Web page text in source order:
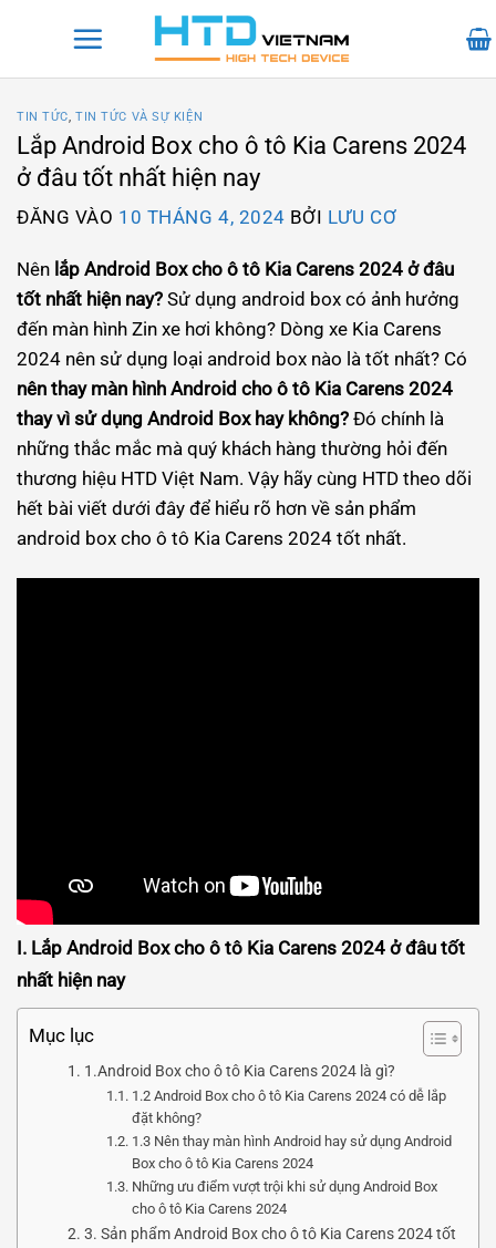
TIN TỨC,TIN TỨC VÀ SỰ KIỆN
Lắp Android Box cho ô tô Kia Carens 2024
ở đâu tốt nhất hiện nay
ĐĂNG VÀO 10 THÁNG 4, 2024 BỞI LƯU CƠ
Nên lắp Android Box cho ô tô Kia Carens 2024 ở đâu
tốt nhất hiện nay? Sử dụng android box có ảnh hưởng
đến màn hình Zin xe hơi không? Dòng xe Kia Carens
2024 nên sử dụng loại android box nào là tốt nhất? Có
nên thay màn hình Android cho ô tô Kia Carens 2024
thay vì sử dụng Android Box hay không? Đó chính là
những thắc mắc mà quý khách hàng thường hỏi đến
thương hiệu HTD Việt Nam. Vậy hãy cùng HTD theo dõi
hết bài viết dưới đây để hiểu rõ hơn về sản phẩm
android box cho ô tô Kia Carens 2024 tốt nhất.
I. Lắp Android Box cho ô tô Kia Carens 2024 ở đâu tốt
nhất hiện nay
Mục lục
1.Android Box cho ô tô Kia Carens 2024 là gì?
1.2 Android Box cho ô tô Kia Carens 2024 có dễ lắp
đặt không?
1.3 Nên thay màn hình Android hay sử dụng Android
Box cho ô tô Kia Carens 2024
Những ưu điểm vượt trội khi sử dụng Android Box
cho ô tô Kia Carens 2024
3. Sản phẩm Android Box cho ô tô Kia Carens 2024 tốt